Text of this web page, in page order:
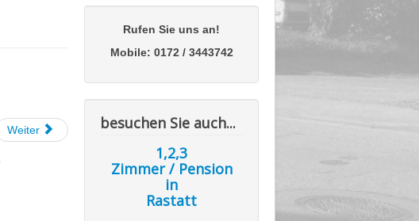
Weiter
Rufen Sie uns an!
Mobile: 0172 / 3443742
besuchen Sie auch...
1,2,3
Zimmer / Pension
in
Rastatt